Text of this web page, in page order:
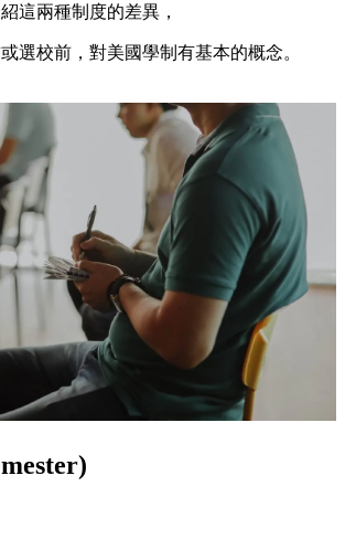
這兩種制度的差異，
選校前，對美國學制有基本的概念。